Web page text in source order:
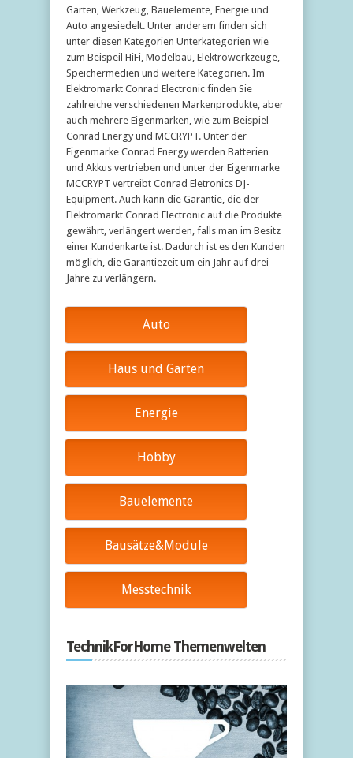
Garten, Werkzeug, Bauelemente, Energie und
Auto angesiedelt. Unter anderem finden sich
unter diesen Kategorien Unterkategorien wie
zum Beispeil HiFi, Modelbau, Elektrowerkzeuge,
Speichermedien und weitere Kategorien. Im
Elektromarkt Conrad Electronic finden Sie
zahlreiche verschiedenen Markenprodukte, aber
auch mehrere Eigenmarken, wie zum Beispiel
Conrad Energy und MCCRYPT. Unter der
Eigenmarke Conrad Energy werden Batterien
und Akkus vertrieben und unter der Eigenmarke
MCCRYPT vertreibt Conrad Eletronics DJ-
Equipment. Auch kann die Garantie, die der
Elektromarkt Conrad Electronic auf die Produkte
gewährt, verlängert werden, falls man im Besitz
einer Kundenkarte ist. Dadurch ist es den Kunden
möglich, die Garantiezeit um ein Jahr auf drei
Jahre zu verlängern.
Auto
Haus und Garten
Energie
Hobby
Bauelemente
Bausätze&Module
Messtechnik
TechnikForHome Themenwelten